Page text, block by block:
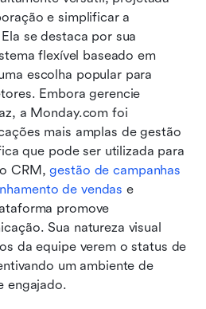
e simplificar a
se destaca por sua
flexível baseado em
escolha popular para
Embora gerencie
a Monday.com foi
mais amplas de gestão
que pode ser utilizada para
CRM, gestão de campanhas
de vendas e
promove
Sua natureza visual
da equipe verem o status de
um ambiente de
engajado.